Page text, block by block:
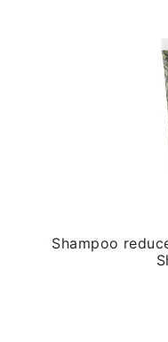
Shampoo